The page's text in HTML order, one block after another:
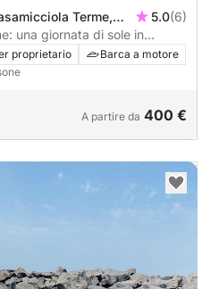
Terme,
5.0(6)
una giornata di sole in
proprietario
Barca a motore
A partire da 400 €